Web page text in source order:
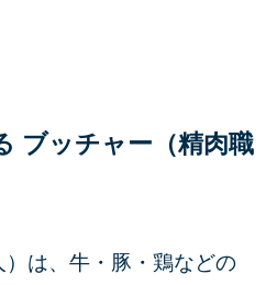
ブッチャー（精肉職
は、牛・豚・鶏などの